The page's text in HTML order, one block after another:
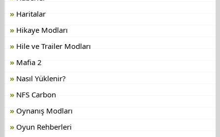
Haritalar
Hikaye Modları
Hile ve Trailer Modları
Mafia 2
Nasıl Yüklenir?
NFS Carbon
Oynanış Modları
Oyun Rehberleri